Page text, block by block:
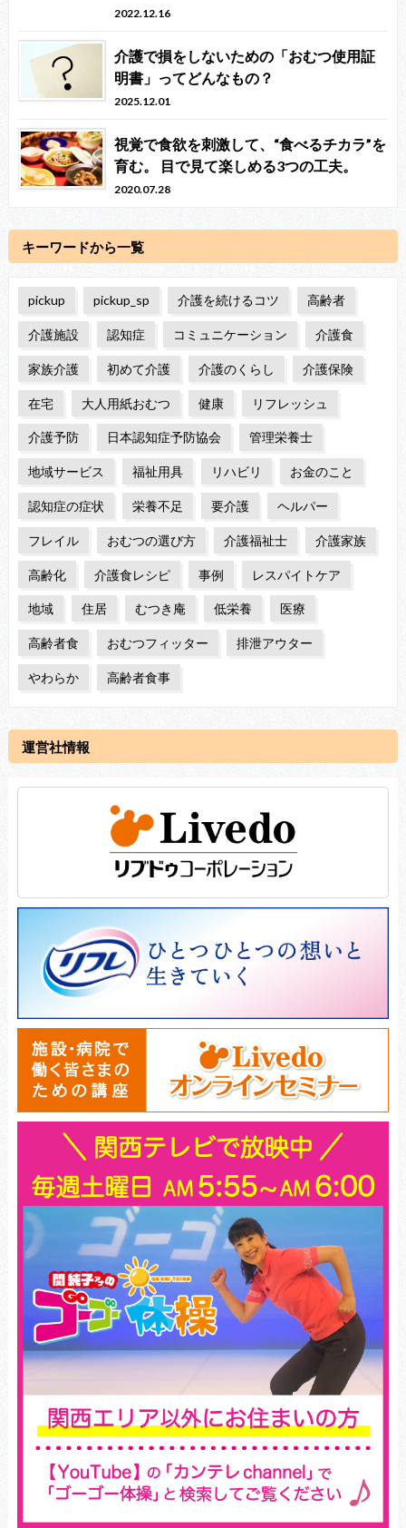
2022.12.16
介護で損をしないための「おむつ使用証
明書」ってどんなもの？
2025.12.01
視覚で食欲を刺激して、“食べるチカラ”を
育む。 目で見て楽しめる3つの工夫。
2020.07.28
キーワードから一覧
pickup pickup_sp 介護を続けるコツ 高齢者
介護施設 認知症 コミュニケーション 介護食
家族介護 初めて介護 介護のくらし 介護保険
在宅 大人用紙おむつ 健康 リフレッシュ
介護予防 日本認知症予防協会 管理栄養士
地域サービス 福祉用具 リハビリ お金のこと
認知症の症状 栄養不足 要介護 ヘルパー
フレイル おむつの選び方 介護福祉士 介護家族
高齢化 介護食レシピ 事例 レスパイトケア
地域 住居 むつき庵 低栄養 医療
高齢者食 おむつフィッター 排泄アウター
やわらか 高齢者食事
運営社情報